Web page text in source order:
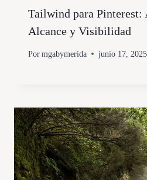
Tailwind para Pinterest:
Alcance y Visibilidad
Por mgabymerida junio 17, 2025